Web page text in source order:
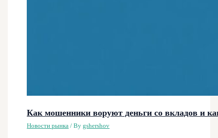
Как мошенники воруют деньги со вкладов и
Новости рынка / Bygshershov